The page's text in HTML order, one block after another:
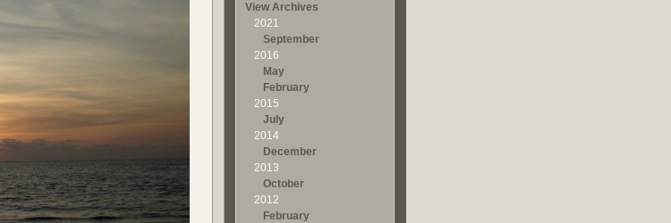
View Archives
2021
September
2016
May
February
2015
July
2014
December
2013
October
2012
February